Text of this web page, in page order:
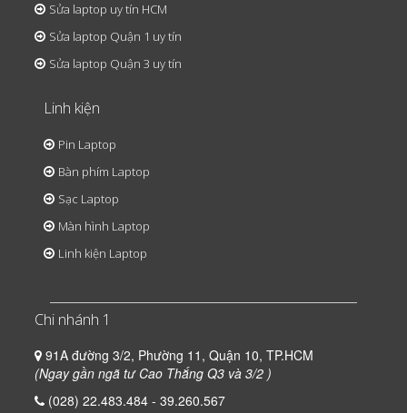
Sửa laptop uy tín HCM
Sửa laptop Quận 1 uy tín
Sửa laptop Quận 3 uy tín
Linh kiện
Pin Laptop
Bàn phím Laptop
Sạc Laptop
Màn hình Laptop
Linh kiện Laptop
Chi nhánh 1
91A đường 3/2, Phường 11, Quận 10, TP.HCM
(Ngay gần ngã tư Cao Thắng Q3 và 3/2 )
(028) 22.483.484 - 39.260.567